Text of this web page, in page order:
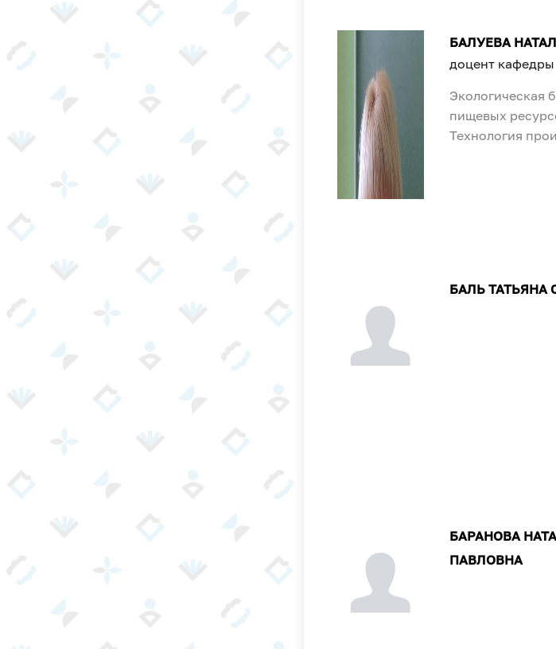
БАЛУЕВА
доцент кафедры
Экологическая
пищевых
Технология
БАЛЬ ТАТЬЯНА
БАРАНОВА
ПАВЛОВНА